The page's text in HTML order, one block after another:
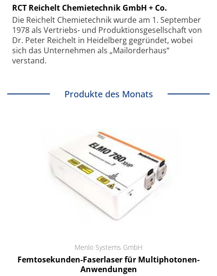
RCT Reichelt Chemietechnik GmbH + Co.
Die Reichelt Chemietechnik wurde am 1. September
1978 als Vertriebs- und Produktionsgesellschaft von
Dr. Peter Reichelt in Heidelberg gegründet, wobei
sich das Unternehmen als „Mailorderhaus“
verstand.
Produkte des Monats
Menlo Systems GmbH
Femtosekunden-Faserlaser für Multiphotonen-
Anwendungen